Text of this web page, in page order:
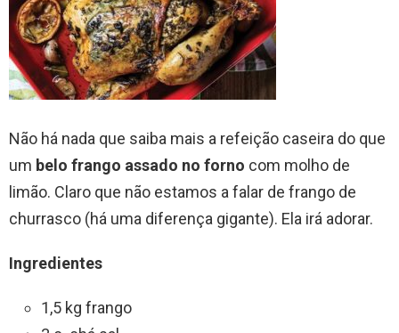
Não há nada que saiba mais a refeição caseira do que
um belo frango assado no forno com molho de
limão. Claro que não estamos a falar de frango de
churrasco (há uma diferença gigante). Ela irá adorar.
Ingredientes
1,5 kg frango